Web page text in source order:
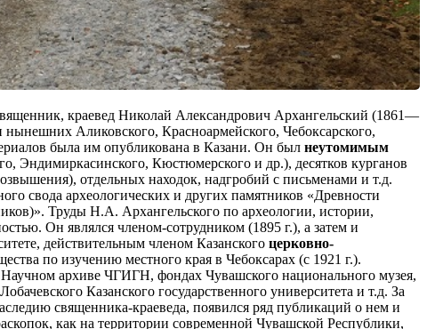
краевед Николай Александрович Архангельский (1861—
Аликовского, Красноармейского, Чебоксарского,
была им опубликована в Казани. Он былнеутомимым
Эндимиркасинского, Кюстюмерского и др.), десятков курганов
отдельных находок, надгробий с письменами и т.д.
свода археологических и других памятников «Древности
Труды Н.А. Архангельского по археологии, истории,
Он являлся членом-сотрудником (1895 г.), а затем и
действительным членом Казанскогоцерковно-
по изучению местного края в Чебоксарах (с 1921 г.).
архиве ЧГИГН, фондах Чувашского национального музея,
Казанского государственного университета и т.д. За
священника-краеведа, появился ряд публикаций о нем и
как на территории современной Чувашской Республики,